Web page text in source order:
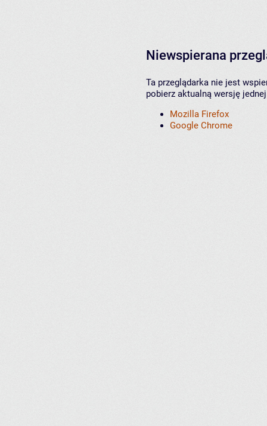
Niewspierana
Ta przeglądarka nie jest
pobierz aktualną wersję
Mozilla Firefox
Google Chrome